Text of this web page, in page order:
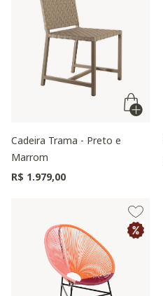
Cadeira Trama - Preto e
Marrom
R$ 1.979,00